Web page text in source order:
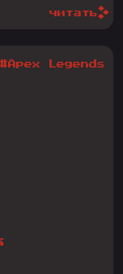
читать
#Apex Legends